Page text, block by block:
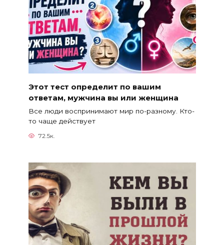
Этот тест определит по вашим
ответам, мужчина вы или женщина
Все люди воспринимают мир по-разному. Кто-
то чаще действует
72.5к.